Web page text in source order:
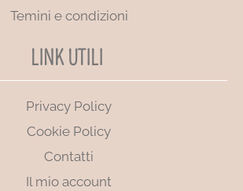
Temini e condizioni
LINK UTILI
Privacy Policy
Cookie Policy
Contatti
Il mio account